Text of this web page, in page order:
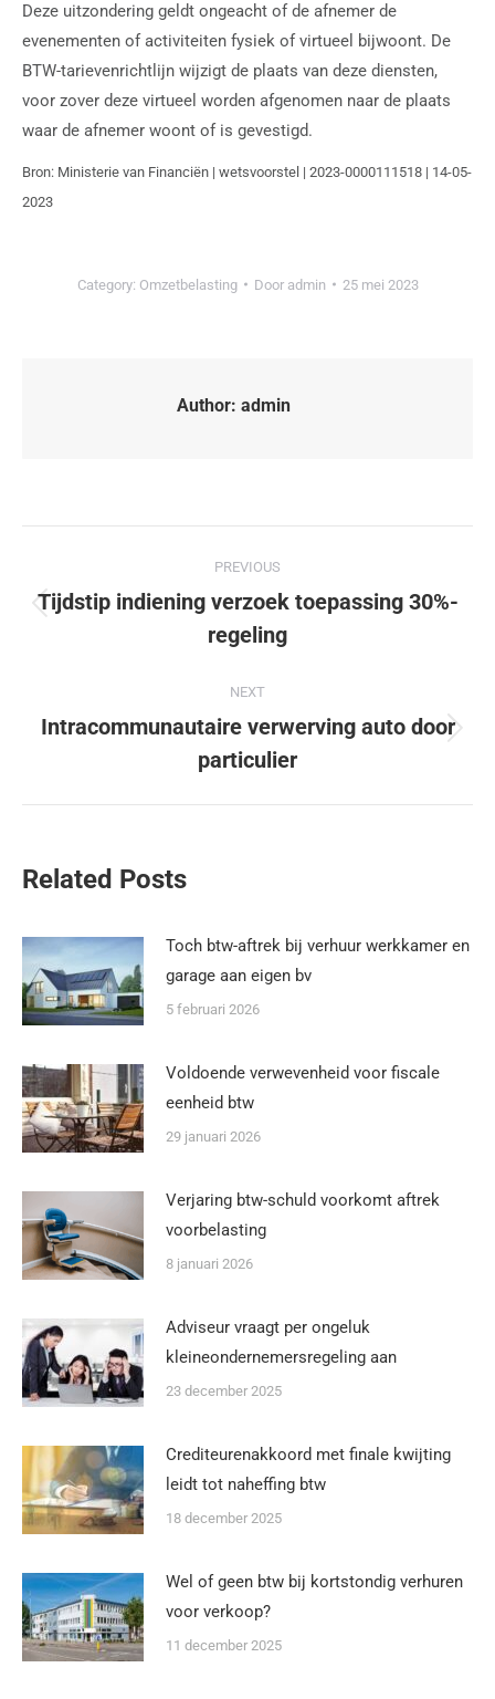
Deze uitzondering geldt ongeacht of de afnemer de
evenementen of activiteiten fysiek of virtueel bijwoont. De
BTW-tarievenrichtlijn wijzigt de plaats van deze diensten,
voor zover deze virtueel worden afgenomen naar de plaats
waar de afnemer woont of is gevestigd.
Bron: Ministerie van Financiën | wetsvoorstel | 2023-0000111518 | 14-05-
2023
Category: Omzetbelasting Door admin 25 mei 2023
Author: admin
PREVIOUS
Tijdstip indiening verzoek toepassing 30%-
regeling
NEXT
Intracommunautaire verwerving auto door
particulier
Related Posts
Toch btw-aftrek bij verhuur werkkamer en
garage aan eigen bv
5 februari 2026
Voldoende verwevenheid voor fiscale
eenheid btw
29 januari 2026
Verjaring btw-schuld voorkomt aftrek
voorbelasting
8 januari 2026
Adviseur vraagt per ongeluk
kleineondernemersregeling aan
23 december 2025
Crediteurenakkoord met finale kwijting
leidt tot naheffing btw
18 december 2025
Wel of geen btw bij kortstondig verhuren
voor verkoop?
11 december 2025